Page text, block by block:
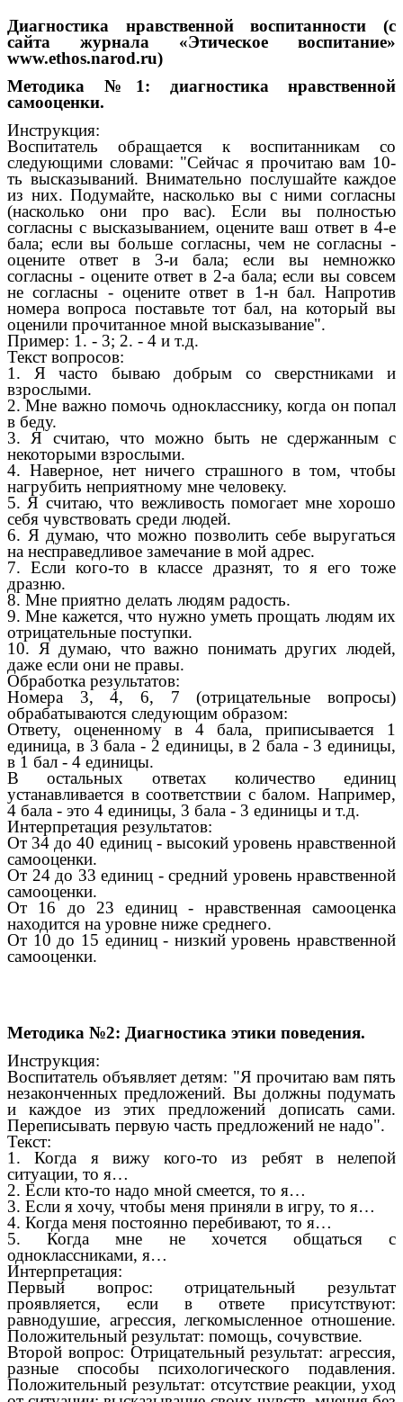
Диагностика нравственной воспитанности (с
сайта журнала «Этическое воспитание»
www.ethos.narod.ru)
Методика №1: диагностика нравственной
самооценки.
Инструкция:
Воспитатель обращается к воспитанникам со
следующими словами: "Сейчас я прочитаю вам 10-
ть высказываний. Внимательно послушайте каждое
из них. Подумайте, насколько вы с ними согласны
(насколько они про вас). Если вы полностью
согласны с высказыванием, оцените ваш ответ в 4-е
бала; если вы больше согласны, чем не согласны -
оцените ответ в 3-и бала; если вы немножко
согласны - оцените ответ в 2-а бала; если вы совсем
не согласны - оцените ответ в 1-н бал. Напротив
номера вопроса поставьте тот бал, на который вы
оценили прочитанное мной высказывание".
Пример: 1. - 3; 2. - 4 и т.д.
Текст вопросов:
1. Я часто бываю добрым со сверстниками и
взрослыми.
2. Мне важно помочь однокласснику, когда он попал
в беду.
3. Я считаю, что можно быть не сдержанным с
некоторыми взрослыми.
4. Наверное, нет ничего страшного в том, чтобы
нагрубить неприятному мне человеку.
5. Я считаю, что вежливость помогает мне хорошо
себя чувствовать среди людей.
6. Я думаю, что можно позволить себе выругаться
на несправедливое замечание в мой адрес.
7. Если кого-то в классе дразнят, то я его тоже
дразню.
8. Мне приятно делать людям радость.
9. Мне кажется, что нужно уметь прощать людям их
отрицательные поступки.
10. Я думаю, что важно понимать других людей,
даже если они не правы.
Обработка результатов:
Номера 3, 4, 6, 7 (отрицательные вопросы)
обрабатываются следующим образом:
Ответу, оцененному в 4 бала, приписывается 1
единица, в 3 бала - 2 единицы, в 2 бала - 3 единицы,
в 1 бал - 4 единицы.
В остальных ответах количество единиц
устанавливается в соответствии с балом. Например,
4 бала - это 4 единицы, 3 бала - 3 единицы и т.д.
Интерпретация результатов:
От 34 до 40 единиц - высокий уровень нравственной
самооценки.
От 24 до 33 единиц - средний уровень нравственной
самооценки.
От 16 до 23 единиц - нравственная самооценка
находится на уровне ниже среднего.
От 10 до 15 единиц - низкий уровень нравственной
самооценки.
Методика №2: Диагностика этики поведения.
Инструкция:
Воспитатель объявляет детям: "Я прочитаю вам пять
незаконченных предложений. Вы должны подумать
и каждое из этих предложений дописать сами.
Переписывать первую часть предложений не надо".
Текст:
1. Когда я вижу кого-то из ребят в нелепой
ситуации, то я…
2. Если кто-то надо мной смеется, то я…
3. Если я хочу, чтобы меня приняли в игру, то я…
4. Когда меня постоянно перебивают, то я…
5. Когда мне не хочется общаться с
одноклассниками, я…
Интерпретация:
Первый вопрос: отрицательный результат
проявляется, если в ответе присутствуют:
равнодушие, агрессия, легкомысленное отношение.
Положительный результат: помощь, сочувствие.
Второй вопрос: Отрицательный результат: агрессия,
разные способы психологического подавления.
Положительный результат: отсутствие реакции, уход